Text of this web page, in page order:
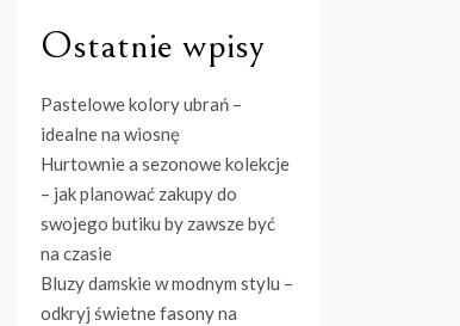
Ostatnie wpisy
Pastelowe kolory ubrań –
idealne na wiosnę
Hurtownie a sezonowe kolekcje
– jak planować zakupy do
swojego butiku by zawsze być
na czasie
Bluzy damskie w modnym stylu –
odkryj świetne fasony na